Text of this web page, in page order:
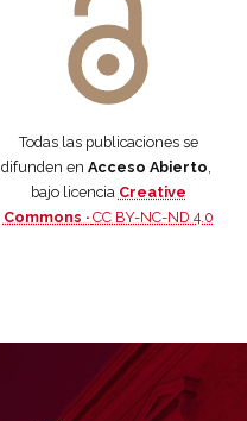
Todas las publicaciones se
difunden en Acceso Abierto,
bajo licencia Creative
Commons · CC BY-NC-ND 4.0